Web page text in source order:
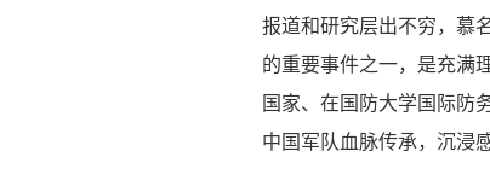
报道和研究层出不穷，慕
的重要事件之一，是充满
国家、在国防大学国际防
中国军队血脉传承，沉浸